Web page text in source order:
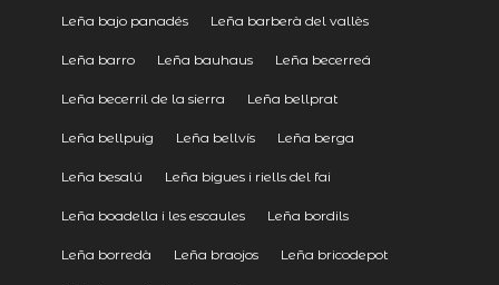
Leña bajo panadés Leña barberà del vallès
Leña barro Leña bauhaus Leña becerreá
Leña becerril de la sierra Leña bellprat
Leña bellpuig Leña bellvís Leña berga
Leña besalú Leña bigues i riells del fai
Leña boadella i les escaules Leña bordils
Leña borredà Leña braojos Leña bricodepot